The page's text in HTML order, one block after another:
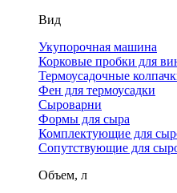
Вид
Укупорочная машина
Корковые пробки для
Термоусадочные
Фен для термоусадки
Сыроварни
Формы для сыра
Комплектующие для
Сопутствующие для
Объем, л